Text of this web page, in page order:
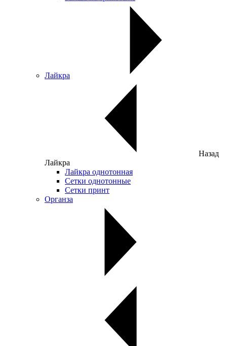
Лайкра
Назад
Лайкра
Лайкра однотонная
Сетки однотонные
Сетки принт
Органза